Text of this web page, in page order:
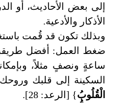
إلى بعض الأحاديث، أو
الأذكار والأدعية.
وبذلك تكون قد قُمت
ساعةٍ ونصفٍ مثلاً،
السكينة إلى قلبك
الْقُلُوبُ} [الرعد: 28].